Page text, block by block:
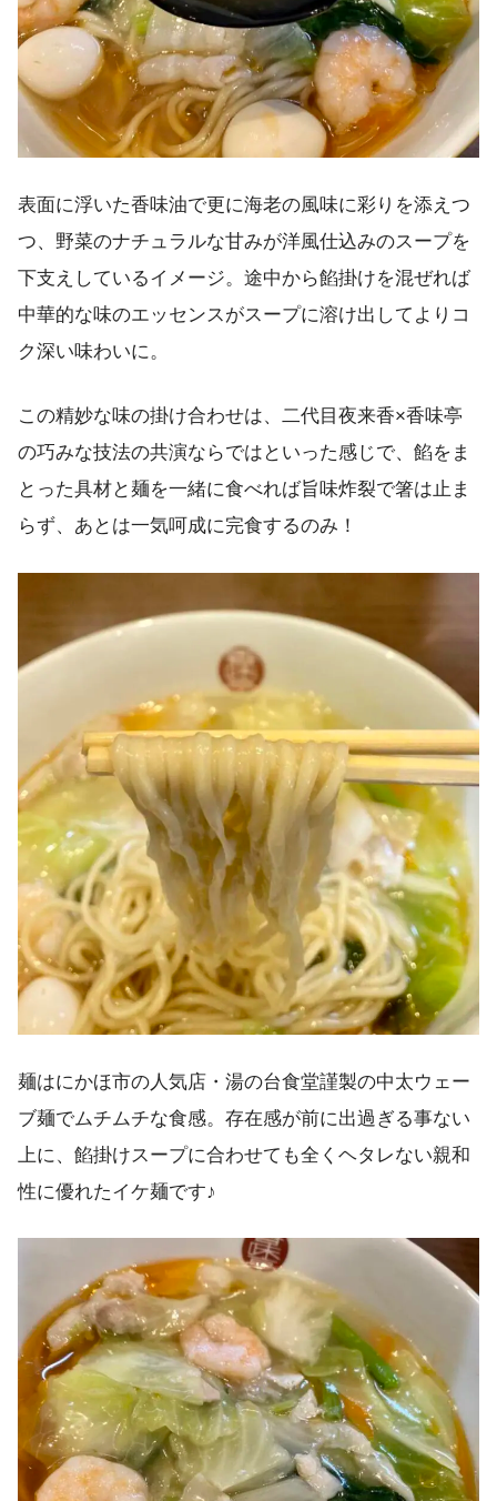
表面に浮いた香味油で更に海老の風味に彩りを添えつ
つ、野菜のナチュラルな甘みが洋風仕込みのスープを
下支えしているイメージ。途中から餡掛けを混ぜれば
中華的な味のエッセンスがスープに溶け出してよりコ
ク深い味わいに。
この精妙な味の掛け合わせは、二代目夜来香×香味亭
の巧みな技法の共演ならではといった感じで、餡をま
とった具材と麺を一緒に食べれば旨味炸裂で箸は止ま
らず、あとは一気呵成に完食するのみ！
麺はにかほ市の人気店・湯の台食堂謹製の中太ウェー
ブ麺でムチムチな食感。存在感が前に出過ぎる事ない
上に、餡掛けスープに合わせても全くヘタレない親和
性に優れたイケ麺です♪